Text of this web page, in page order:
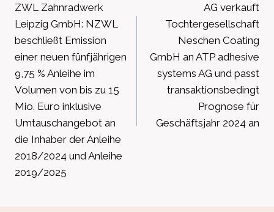
ZWL Zahnradwerk
Leipzig GmbH: NZWL
beschließt Emission
einer neuen fünfjährigen
9,75 % Anleihe im
Volumen von bis zu 15
Mio. Euro inklusive
Umtauschangebot an
die Inhaber der Anleihe
2018/2024 und Anleihe
2019/2025
AG verkauft
Tochtergesellschaft
Neschen Coating
GmbH an ATP adhesive
systems AG und passt
transaktionsbedingt
Prognose für
Geschäftsjahr 2024 an